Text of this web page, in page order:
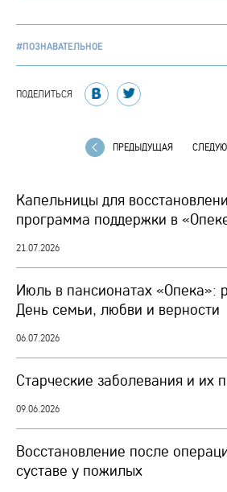
#ПОЗНАВАТЕЛЬНОЕ
ПОДЕЛИТЬСЯ
ПРЕДЫДУЩАЯ
Капельницы для
программа поддержки в
21.07.2026
Июль в пансионатах «Опека»:
День семьи, любви и верности
06.07.2026
Старческие заболевания и их
09.06.2026
Восстановление после
суставе у пожилых